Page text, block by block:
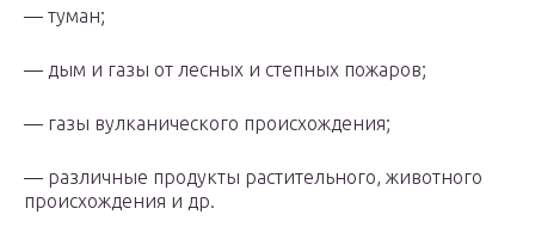
— туман;
— дым и газы от лесных и степных пожаров;
— газы вулканического происхождения;
— различные продукты растительного, животного
происхождения и др.